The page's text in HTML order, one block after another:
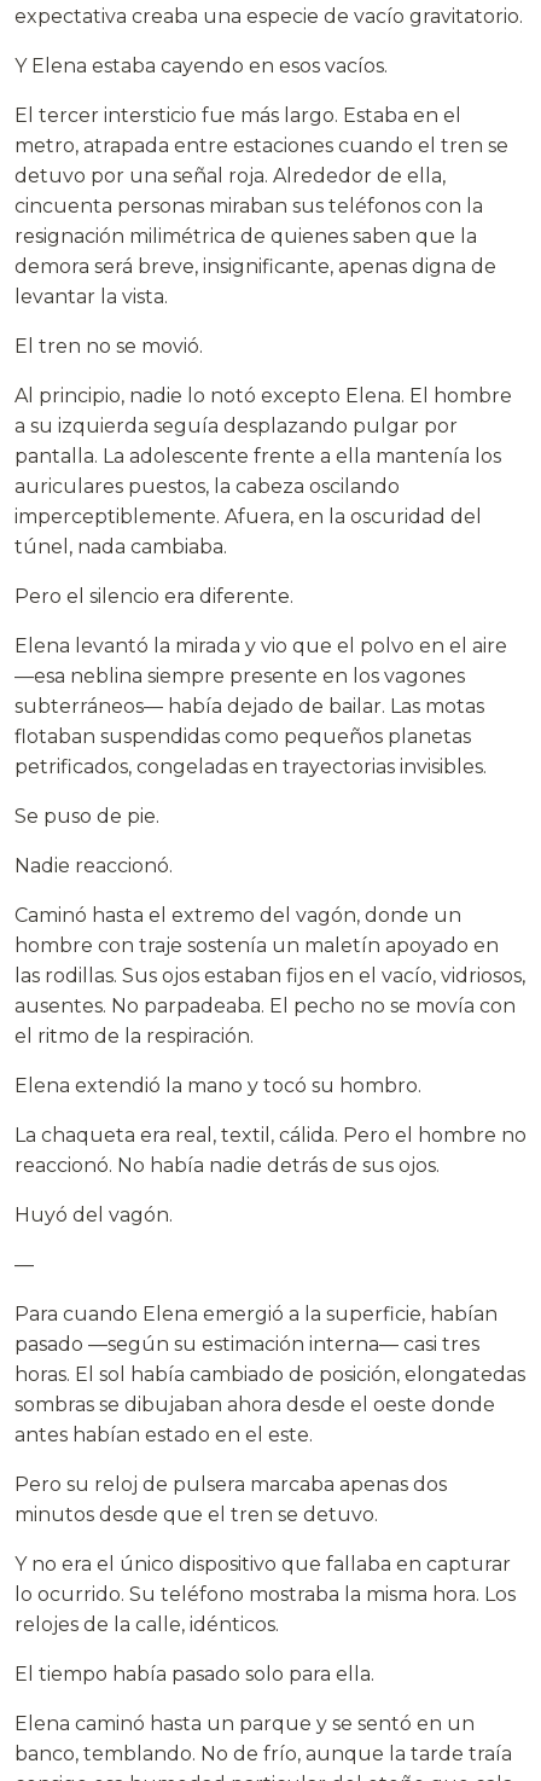
expectativa creaba una especie de vacío gravitatorio.
Y Elena estaba cayendo en esos vacíos.
El tercer intersticio fue más largo. Estaba en el
metro, atrapada entre estaciones cuando el tren se
detuvo por una señal roja. Alrededor de ella,
cincuenta personas miraban sus teléfonos con la
resignación milimétrica de quienes saben que la
demora será breve, insignificante, apenas digna de
levantar la vista.
El tren no se movió.
Al principio, nadie lo notó excepto Elena. El hombre
a su izquierda seguía desplazando pulgar por
pantalla. La adolescente frente a ella mantenía los
auriculares puestos, la cabeza oscilando
imperceptiblemente. Afuera, en la oscuridad del
túnel, nada cambiaba.
Pero el silencio era diferente.
Elena levantó la mirada y vio que el polvo en el aire
—esa neblina siempre presente en los vagones
subterráneos— había dejado de bailar. Las motas
flotaban suspendidas como pequeños planetas
petrificados, congeladas en trayectorias invisibles.
Se puso de pie.
Nadie reaccionó.
Caminó hasta el extremo del vagón, donde un
hombre con traje sostenía un maletín apoyado en
las rodillas. Sus ojos estaban fijos en el vacío, vidriosos,
ausentes. No parpadeaba. El pecho no se movía con
el ritmo de la respiración.
Elena extendió la mano y tocó su hombro.
La chaqueta era real, textil, cálida. Pero el hombre no
reaccionó. No había nadie detrás de sus ojos.
Huyó del vagón.
—
Para cuando Elena emergió a la superficie, habían
pasado —según su estimación interna— casi tres
horas. El sol había cambiado de posición, elongatedas
sombras se dibujaban ahora desde el oeste donde
antes habían estado en el este.
Pero su reloj de pulsera marcaba apenas dos
minutos desde que el tren se detuvo.
Y no era el único dispositivo que fallaba en capturar
lo ocurrido. Su teléfono mostraba la misma hora. Los
relojes de la calle, idénticos.
El tiempo había pasado solo para ella.
Elena caminó hasta un parque y se sentó en un
banco, temblando. No de frío, aunque la tarde traía